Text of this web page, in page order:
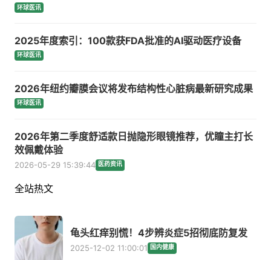
环球医讯
2025年度索引：100款获FDA批准的AI驱动医疗设备
环球医讯
2026年纽约瓣膜会议将发布结构性心脏病最新研究成果
环球医讯
2026年第二季度舒适款日抛隐形眼镜推荐，优瞳主打长
效佩戴体验
2026-05-29 15:39:44 医药资讯
全站热文
龟头红痒别慌！4步辨炎症5招彻底防复发
2025-12-02 11:00:01 国内健康